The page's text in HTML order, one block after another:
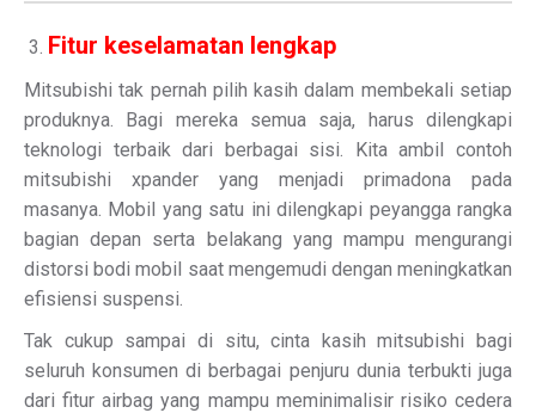
Fitur keselamatan lengkap
Mitsubishi tak pernah pilih kasih dalam membekali setiap
produknya. Bagi mereka semua saja, harus dilengkapi
teknologi terbaik dari berbagai sisi. Kita ambil contoh
mitsubishi xpander yang menjadi primadona pada
masanya. Mobil yang satu ini dilengkapi peyangga rangka
bagian depan serta belakang yang mampu mengurangi
distorsi bodi mobil saat mengemudi dengan meningkatkan
efisiensi suspensi.
Tak cukup sampai di situ, cinta kasih mitsubishi bagi
seluruh konsumen di berbagai penjuru dunia terbukti juga
dari fitur airbag yang mampu meminimalisir risiko cedera